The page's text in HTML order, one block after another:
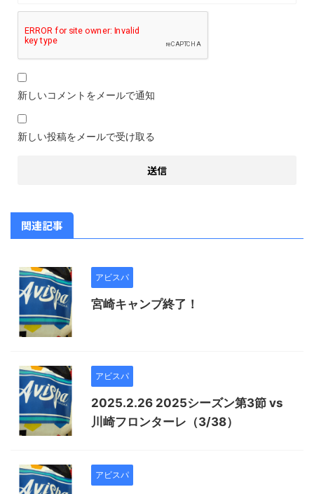
新しいコメントをメールで通知
新しい投稿をメールで受け取る
関連記事
アビスパ
宮崎キャンプ終了！
アビスパ
2025.2.26 2025シーズン第3節 vs
川崎フロンターレ（3/38）
アビスパ